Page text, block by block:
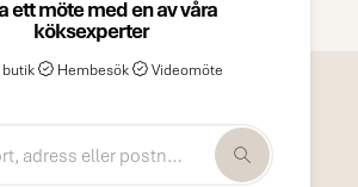
ett möte med en av våra
köksexperter
Hembesök Videomöte